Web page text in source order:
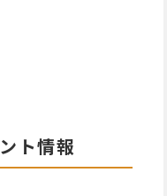
ト情報